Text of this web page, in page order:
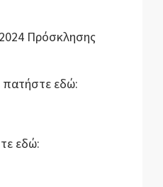
Πρόσκλησης
πατήστε εδώ:
εδώ: